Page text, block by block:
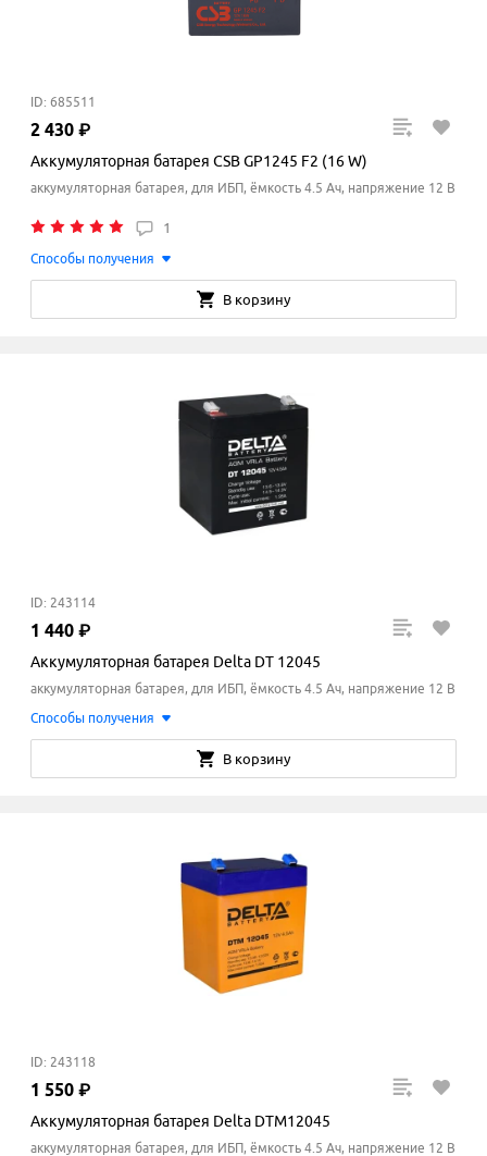
ID: 685511
2 430 ₽
Аккумуляторная батарея CSB GP1245 F2 (16 W)
аккумуляторная батарея, для ИБП, ёмкость 4.5 Ач, напряжение 12 В
1
Способы получения
В корзину
ID: 243114
1 440 ₽
Аккумуляторная батарея Delta DT 12045
аккумуляторная батарея, для ИБП, ёмкость 4.5 Ач, напряжение 12 В
Способы получения
В корзину
ID: 243118
1 550 ₽
Аккумуляторная батарея Delta DTM12045
аккумуляторная батарея, для ИБП, ёмкость 4.5 Ач, напряжение 12 В